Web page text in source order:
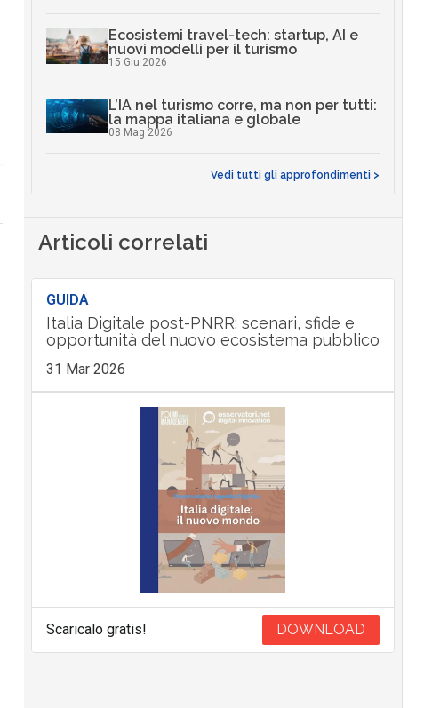
Ecosistemi travel-tech: startup, AI e
nuovi modelli per il turismo
15 Giu 2026
L’IA nel turismo corre, ma non per tutti:
la mappa italiana e globale
08 Mag 2026
Vedi tutti gli approfondimenti >
Articoli correlati
GUIDA
Italia Digitale post-PNRR: scenari, sfide e
opportunità del nuovo ecosistema pubblico
31 Mar 2026
Scaricalo gratis! DOWNLOAD